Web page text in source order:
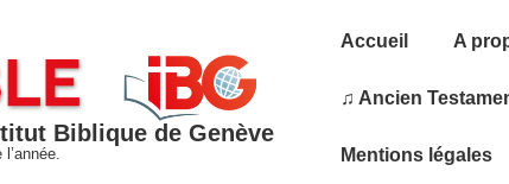
Biblique de Genève
Main
Accueil A
♫ Ancien
Mentions légales